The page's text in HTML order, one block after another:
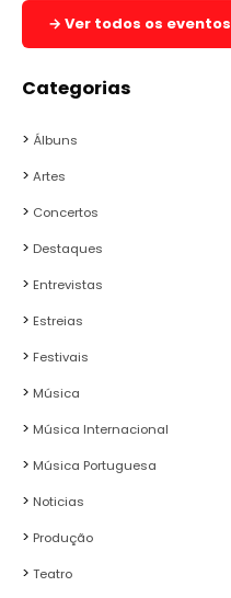
→ Ver todos os eventos
Categorias
Álbuns
Artes
Concertos
Destaques
Entrevistas
Estreias
Festivais
Música
Música Internacional
Música Portuguesa
Noticias
Produção
Teatro